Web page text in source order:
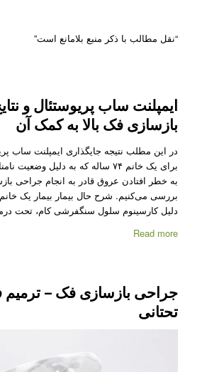
“نقل مطالب با ذکر منبع بلامانع است”
ایمپلنت ساب پریوستئال و
بازسازی فک بالا به کمک آن
در این مطلب نتیجه جایگذاری ایمپلنت ساب
برای یک خانم ۷۴ ساله که به دلیل
به خطر افتادن عروق قادر به انجام جراحی
دلیل کارسینوم سلول سنگفرشی کام، تحت
Read more
جراحی بازسازی فک – ترمیم
تحتانی